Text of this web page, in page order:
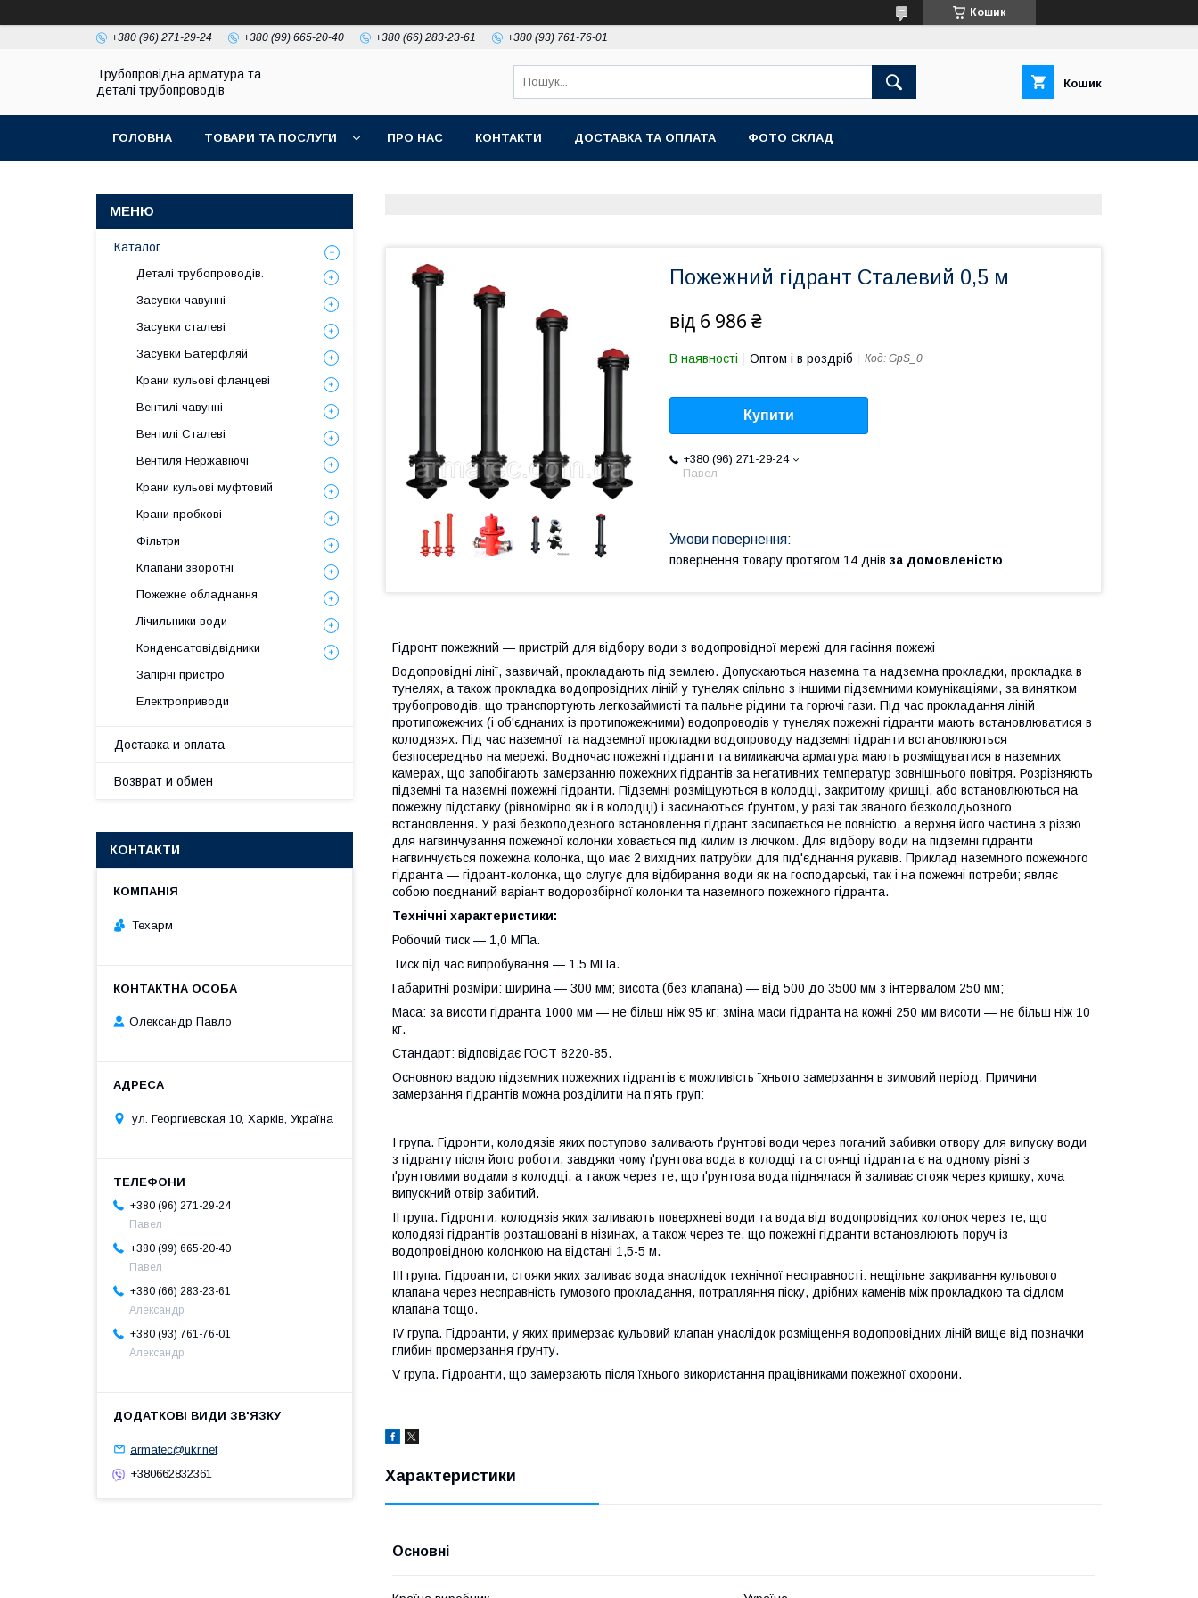
Кошик
+380 (96) 271-29-24 +380 (99) 665-20-40 +380 (66) 283-23-61 +380 (93) 761-76-01
Трубопровідна арматура та
деталі трубопроводів
Кошик
ГОЛОВНА ТОВАРИ ТА ПОСЛУГИ ПРО НАС КОНТАКТИ ДОСТАВКА ТА ОПЛАТА ФОТО СКЛАД
Пожежний гідрант Сталевий 0,5 м
від 6 986 ₴
В наявності Оптом і в роздріб Код: GpS_0
Купити
+380 (96) 271-29-24
Павел
повернення товару протягом 14 днів за домовленістю
Гідронт пожежний — пристрій для відбору води з водопровідної мережі для гасіння пожежі
Водопровідні лінії, зазвичай, прокладають під землею. Допускаються наземна та надземна прокладки, прокладка в
тунелях, а також прокладка водопровідних ліній у тунелях спільно з іншими підземними комунікаціями, за винятком
трубопроводів, що транспортують легкозаймисті та пальне рідини та горючі гази. Під час прокладання ліній
протипожежних (і об'єднаних із протипожежними) водопроводів у тунелях пожежні гідранти мають встановлюватися в
колодязях. Під час наземної та надземної прокладки водопроводу надземні гідранти встановлюються
безпосередньо на мережі. Водночас пожежні гідранти та вимикаюча арматура мають розміщуватися в наземних
камерах, що запобігають замерзанню пожежних гідрантів за негативних температур зовнішнього повітря. Розрізняють
підземні та наземні пожежні гідранти. Підземні розміщуються в колодці, закритому кришці, або встановлюються на
пожежну підставку (рівномірно як і в колодці) і засинаються ґрунтом, у разі так званого безколодьозного
встановлення. У разі безколодезного встановлення гідрант засипається не повністю, а верхня його частина з різзю
для нагвинчування пожежної колонки ховається під килим із лючком. Для відбору води на підземні гідранти
нагвинчується пожежна колонка, що має 2 вихідних патрубки для під'єднання рукавів. Приклад наземного пожежного
гідранта — гідрант-колонка, що слугує для відбирання води як на господарські, так і на пожежні потреби; являє
собою поєднаний варіант водорозбірної колонки та наземного пожежного гідранта.
Технічні характеристики:
Робочий тиск — 1,0 МПа.
Тиск під час випробування — 1,5 МПа.
Габаритні розміри: ширина — 300 мм; висота (без клапана) — від 500 до 3500 мм з інтервалом 250 мм;
Маса: за висоти гідранта 1000 мм — не більш ніж 95 кг; зміна маси гідранта на кожні 250 мм висоти — не більш ніж 10
кг.
Стандарт: відповідає ГОСТ 8220-85.
Основною вадою підземних пожежних гідрантів є можливість їхнього замерзання в зимовий період. Причини
замерзання гідрантів можна розділити на п'ять груп:
I група. Гідронти, колодязів яких поступово заливають ґрунтові води через поганий забивки отвору для випуску води
з гідранту після його роботи, завдяки чому ґрунтова вода в колодці та стоянці гідранта є на одному рівні з
ґрунтовими водами в колодці, а також через те, що ґрунтова вода піднялася й заливає стояк через кришку, хоча
випускний отвір забитий.
II група. Гідронти, колодязів яких заливають поверхневі води та вода від водопровідних колонок через те, що
колодязі гідрантів розташовані в нізинах, а також через те, що пожежні гідранти встановлюють поруч із
водопровідною колонкою на відстані 1,5-5 м.
III група. Гідроанти, стояки яких заливає вода внаслідок технічної несправності: нещільне закривання кульового
клапана через несправність гумового прокладання, потрапляння піску, дрібних каменів між прокладкою та сідлом
клапана тощо.
IV група. Гідроанти, у яких примерзає кульовий клапан унаслідок розміщення водопровідних ліній вище від позначки
глибин промерзання ґрунту.
V група. Гідроанти, що замерзають після їхнього використання працівниками пожежної охорони.
Характеристики
Основні
Каталог
Деталі трубопроводів.
Засувки чавунні
Засувки сталеві
Засувки Батерфляй
Крани кульові фланцеві
Вентилі чавунні
Вентилі Сталеві
Вентиля Нержавіючі
Крани кульові муфтовий
Крани пробкові
Фільтри
Клапани зворотні
Пожежне обладнання
Лічильники води
Конденсатовідвідники
Запірні пристрої
Електроприводи
Доставка и оплата
Возврат и обмен
КОНТАКТИ
Техарм
Олександр Павло
ул. Георгиевская 10, Харків, Україна
+380 (96) 271-29-24
Павел
+380 (99) 665-20-40
Павел
+380 (66) 283-23-61
Александр
+380 (93) 761-76-01
Александр
armatec@ukr.net
+380662832361